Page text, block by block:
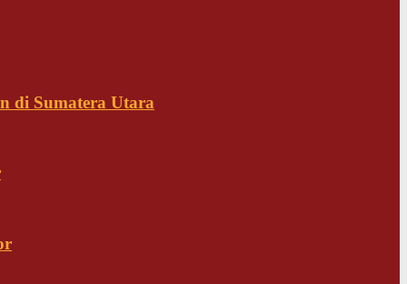
di Sumatera Utara